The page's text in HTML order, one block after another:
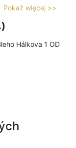
Pokaż więcej >>
Hálkova 1 OD